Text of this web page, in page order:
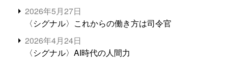
2026年5月27日
〈シグナル〉これからの働き方は司令官
2026年4月24日
〈シグナル〉AI時代の人間力